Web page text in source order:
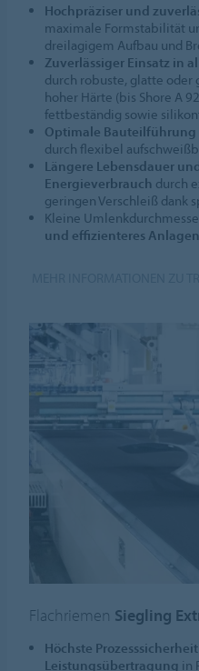
Hochpräziser und
maximale Formstabilität
dreilagigem Aufbau und
Zuverlässiger Einsatz in
durch robuste, glatte
hoher Härte (bis Shore A
fettbeständig sowie
Optimale Bauteilführung
durch flexibel
Längere Lebensdauer
Energieverbrauch durch
geringen Verschleiß dank
Kleine
und effizienteres
Flachriemen Siegling
Höchste
Leistungsübertragung in